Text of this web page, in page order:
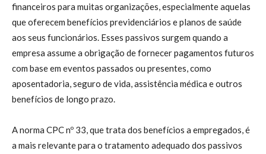
financeiros para muitas organizações, especialmente aquelas
que oferecem benefícios previdenciários e planos de saúde
aos seus funcionários. Esses passivos surgem quando a
empresa assume a obrigação de fornecer pagamentos futuros
com base em eventos passados ou presentes, como
aposentadoria, seguro de vida, assistência médica e outros
benefícios de longo prazo.
A norma CPC nº 33, que trata dos benefícios a empregados, é
a mais relevante para o tratamento adequado dos passivos